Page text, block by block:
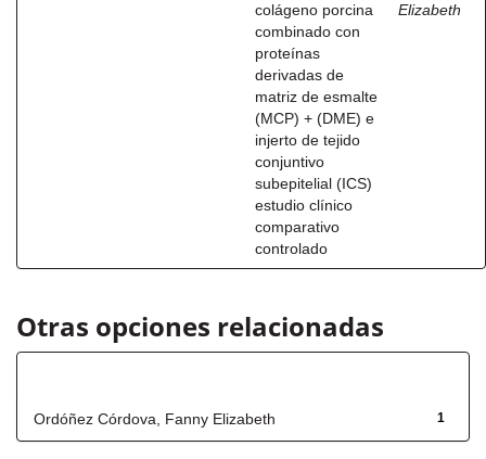
colágeno porcina
combinado con
proteínas
derivadas de
matriz de esmalte
(MCP) + (DME) e
injerto de tejido
conjuntivo
subepitelial (ICS)
estudio clínico
comparativo
controlado
Elizabeth
Otras opciones relacionadas
1
Ordóñez Córdova, Fanny Elizabeth